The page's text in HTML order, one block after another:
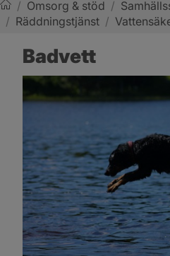
Sotenäs kommun
/ Omsorg & stöd /
/ Räddningstjänst /
Badvett